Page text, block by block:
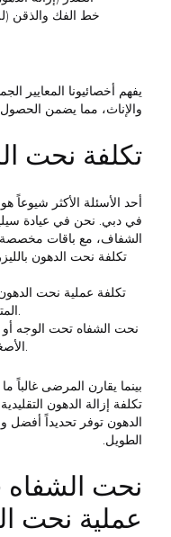
خط الفك والذقن
يفهم أخصائيونا المعايير
والإناث، مما يضمن
تكلفة نحت
أحد الأسئلة الأكثر شيوعاً
في دبي. نحن في عيادة
الشفاف، مع باقات
تكلفة نحت الدهون بالليزر
تكلفة عملية نحت
المتعددة التي يتم علاجها في جلسة واحدة.
نحت الشفاه تحت الوجه
الأصغر حجماً أقل سعراً من مناطق الجسم.
بينما يقارن المرضى غالباً
تكلفة إزالة الدهون
الدهون توفر تحديداً أفضل
الطويل.
نحت الشفاه
عملية نحت